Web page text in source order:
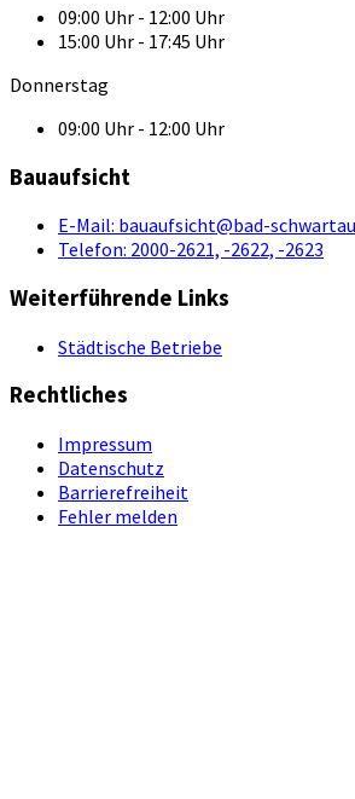
09:00 Uhr - 12:00 Uhr
15:00 Uhr - 17:45 Uhr
Donnerstag
09:00 Uhr - 12:00 Uhr
Bauaufsicht
E-Mail: bauaufsicht@bad-
Telefon: 2000-2621, -2622, -2623
Weiterführende Links
Städtische Betriebe
Rechtliches
Impressum
Datenschutz
Barrierefreiheit
Fehler melden